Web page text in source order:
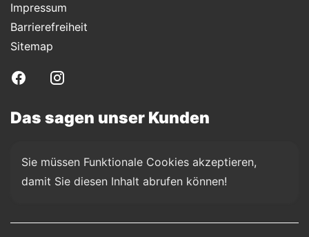
Impressum
Barrierefreiheit
Sitemap
Das sagen unser Kunden
Sie müssen Funktionale Cookies akzeptieren,
damit Sie diesen Inhalt abrufen können!